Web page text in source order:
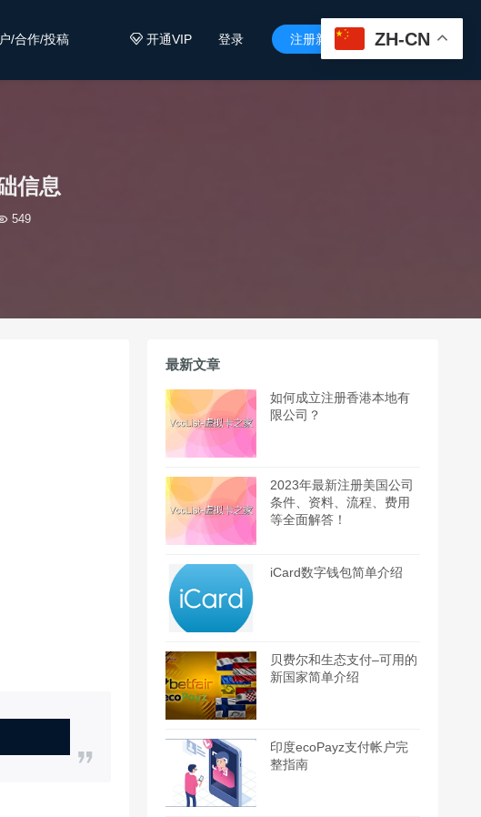
开通VIP 登录 注册新用户 
/合作/投稿
信息
549
最新文章
如何成立注册香港本地有
限公司？
2023年最新注册美国公司
条件、资料、流程、费用
等全面解答！
iCard数字钱包简单介绍
贝费尔和生态支付–可用的
新国家简单介绍
印度ecoPayz支付帐户完
整指南
ZH-CN